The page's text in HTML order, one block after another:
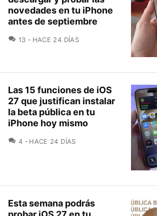
novedades en tu iPhone
antes de septiembre
13 COMENTARIOS
HACE 24 DÍAS
Las 15 funciones de iOS
27 que justifican instalar
la beta pública en tu
iPhone hoy mismo
4 COMENTARIOS
HACE 24 DÍAS
Esta semana podrás